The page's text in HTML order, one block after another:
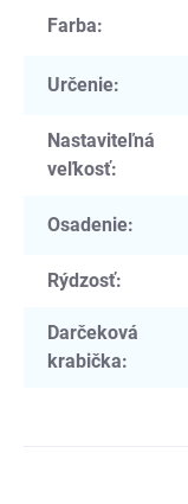
Farba:
Určenie:
Nastaviteľná
veľkosť:
Osadenie:
Rýdzosť:
Darčeková
krabička: